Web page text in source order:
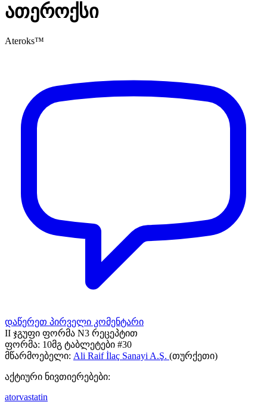
ათეროქსი
Ateroks™
დაწერეთ პირველი კომენტარი
II ჯგუფი ფორმა N3 რეცეპტით
ფორმა: 10მგ ტაბლეტები #30
მწარმოებელი: Ali Raif İlaç Sanayi A.Ş. (თურქეთი)
აქტიური ნივთიერებები:
atorvastatin